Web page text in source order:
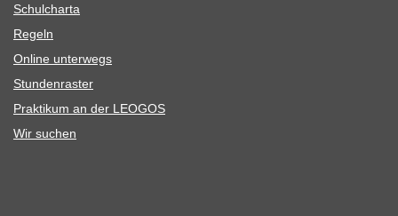
Schul­charta
Regeln
Online unter­wegs
Stun­den­ras­ter
Prak­ti­kum an der LEOGOS
Wir suchen